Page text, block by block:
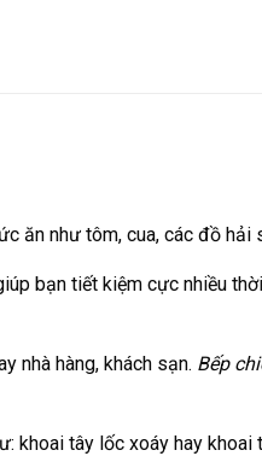
ăn như tôm, cua, các đồ
bạn tiết kiệm cực nhiều
nhà hàng, khách sạn. Bếp
khoai tây lốc xoáy hay